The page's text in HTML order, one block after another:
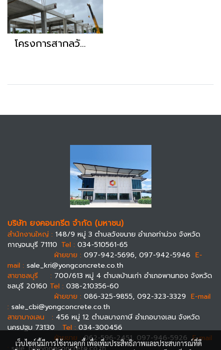
โครงการสากลวัฒนะ พานทอง
บริษัท ยงคอนกรีต จำกัด (มหาชน)
สำนักงานใหญ่ : 148/9 หมู่ 3 ตำบลวังขนาย อำเภอท่าม่วง จังหวัด
กาญจนบุรี 71110 Tel : 034-510561-65
ฝ่ายขาย : 097-942-5696, 097-942-5946 E-
mail : sale_kri@yongconcrete.co.th
สาขาชลบุรี : 700/613 หมู่ 4 ตำบลบ้านเก่า อำเภอพานทอง จังหวัด
ชลบุรี 20160 Tel : 038-210356-60
ฝ่ายขาย : 086-325-9855, 092-323-3329 E-mail
: sale_cbi@yongconcrete.co.th
สาขาบางเลน : 456 หมู่ 12 ตำบลบางภาษี อำเภอบางเลน จังหวัด
นครปฐม 73130 Tel : 034-300456
ฝ่ายขาย : 062-596-2451, 097-946-5926E-mail
เว็บไซต์นี้มีการใช้งานคุกกี้ เพื่อเพิ่มประสิทธิภาพและประสบการณ์ที่ดี